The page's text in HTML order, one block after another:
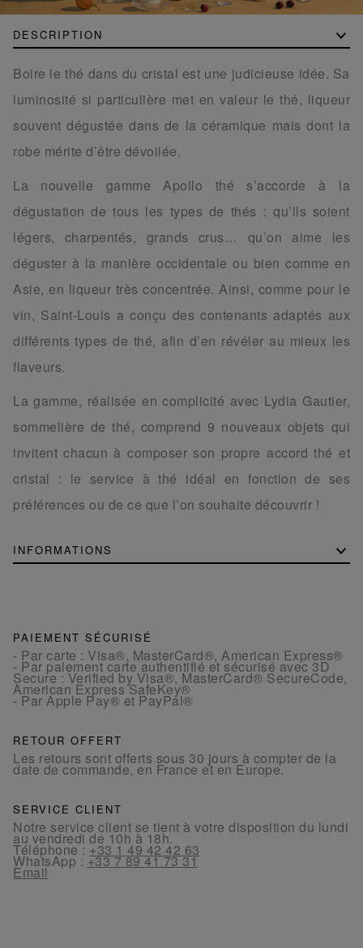
DESCRIPTION
Boire le thé dans du cristal est une judicieuse idée. Sa
luminosité si particulière met en valeur le thé, liqueur
souvent dégustée dans de la céramique mais dont la
robe mérite d’être dévoilée.
La nouvelle gamme Apollo thé s’accorde à la
dégustation de tous les types de thés : qu’ils soient
légers, charpentés, grands crus… qu’on aime les
déguster à la manière occidentale ou bien comme en
Asie, en liqueur très concentrée. Ainsi, comme pour le
vin, Saint-Louis a conçu des contenants adaptés aux
différents types de thé, afin d’en révéler au mieux les
flaveurs.
La gamme, réalisée en complicité avec Lydia Gautier,
sommelière de thé, comprend 9 nouveaux objets qui
invitent chacun à composer son propre accord thé et
cristal : le service à thé idéal en fonction de ses
préférences ou de ce que l’on souhaite découvrir !
INFORMATIONS
PAIEMENT SÉCURISÉ
- Par carte : Visa®, MasterCard®, American Express®
- Par paiement carte authentifié et sécurisé avec 3D
Secure : Verified by Visa®, MasterCard® SecureCode,
American Express SafeKey®
- Par Apple Pay® et PayPal®
RETOUR OFFERT
Les retours sont offerts sous 30 jours à compter de la
date de commande, en France et en Europe.
SERVICE CLIENT
Notre service client se tient à votre disposition du lundi
au vendredi de 10h à 18h.
Téléphone : +33 1 49 42 42 63
WhatsApp : +33 7 89 41 73 31
Email